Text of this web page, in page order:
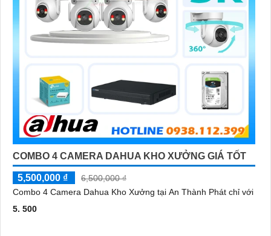
COMBO 4 CAMERA DAHUA KHO XƯỞNG GIÁ TỐT
5,500,000 ₫
6,500,000 ₫
Combo 4 Camera Dahua Kho Xưởng tại An Thành Phát chỉ với
5. 500